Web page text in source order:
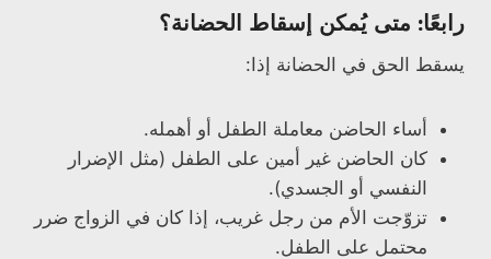
رابعًا: متى يُمكن إسقاط الحضانة؟
يسقط الحق في الحضانة إذا:
أساء الحاضن معاملة الطفل أو أهمله.
كان الحاضن غير أمين على الطفل (مثل الإضرار
النفسي أو الجسدي).
تزوّجت الأم من رجل غريب، إذا كان في الزواج ضرر
محتمل على الطفل.